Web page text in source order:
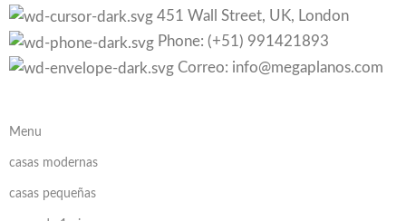
451 Wall Street, UK, London
Phone: (+51) 991421893
Correo: info@megaplanos.com
Menu
casas modernas
casas pequeñas